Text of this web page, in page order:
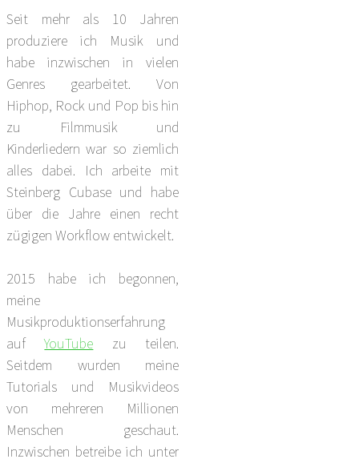
Seit mehr als 10 Jahren
produziere ich Musik und
habe inzwischen in vielen
Genres gearbeitet. Von
Hiphop, Rock und Pop bis hin
zu Filmmusik und
Kinderliedern war so ziemlich
alles dabei. Ich arbeite mit
Steinberg Cubase und habe
über die Jahre einen recht
zügigen Workflow entwickelt.
2015 habe ich begonnen,
meine
Musikproduktionserfahrung
aufYouTube zu teilen.
Seitdem wurden meine
Tutorials und Musikvideos
von mehreren Millionen
Menschen geschaut.
Inzwischen betreibe ich unter